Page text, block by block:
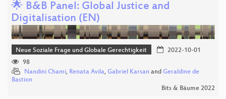
🌟 B&B Panel: Global Justice and
Digitalisation (EN)
Neue Soziale Frage und Globale Gerechtigkeit
2022-10-01
98
Nandini Chami, Renata Avila, Gabriel Karsan and Geraldine de
Bastion
Bits & Bäume 2022